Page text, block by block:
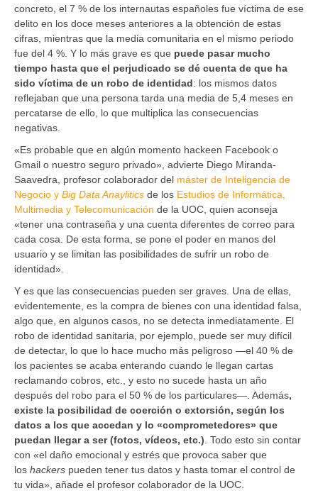
concreto, el 7 % de los internautas españoles fue víctima de ese
delito en los doce meses anteriores a la obtención de estas
cifras, mientras que la media comunitaria en el mismo periodo
fue del 4 %. Y lo más grave es que puede pasar mucho
tiempo hasta que el perjudicado se dé cuenta de que ha
sido víctima de un robo de identidad: los mismos datos
reflejaban que una persona tarda una media de 5,4 meses en
percatarse de ello, lo que multiplica las consecuencias
negativas.
«Es probable que en algún momento hackeen Facebook o
Gmail o nuestro seguro privado», advierte Diego Miranda-
Saavedra, profesor colaborador del máster de Inteligencia de
Negocio y Big Data Anaylitics de los Estudios de Informática,
Multimedia y Telecomunicación de la UOC, quien aconseja
«tener una contraseña y una cuenta diferentes de correo para
cada cosa. De esta forma, se pone el poder en manos del
usuario y se limitan las posibilidades de sufrir un robo de
identidad».
Y es que las consecuencias pueden ser graves. Una de ellas,
evidentemente, es la compra de bienes con una identidad falsa,
algo que, en algunos casos, no se detecta inmediatamente. El
robo de identidad sanitaria, por ejemplo, puede ser muy difícil
de detectar, lo que lo hace mucho más peligroso —el 40 % de
los pacientes se acaba enterando cuando le llegan cartas
reclamando cobros, etc., y esto no sucede hasta un año
después del robo para el 50 % de los particulares—. Además,
existe la posibilidad de coerción o extorsión, según los
datos a los que accedan y lo «comprometedores» que
puedan llegar a ser (fotos, vídeos, etc.) . Todo esto sin contar
con «el daño emocional y estrés que provoca saber que
los hackers pueden tener tus datos y hasta tomar el control de
tu vida», añade el profesor colaborador de la UOC.